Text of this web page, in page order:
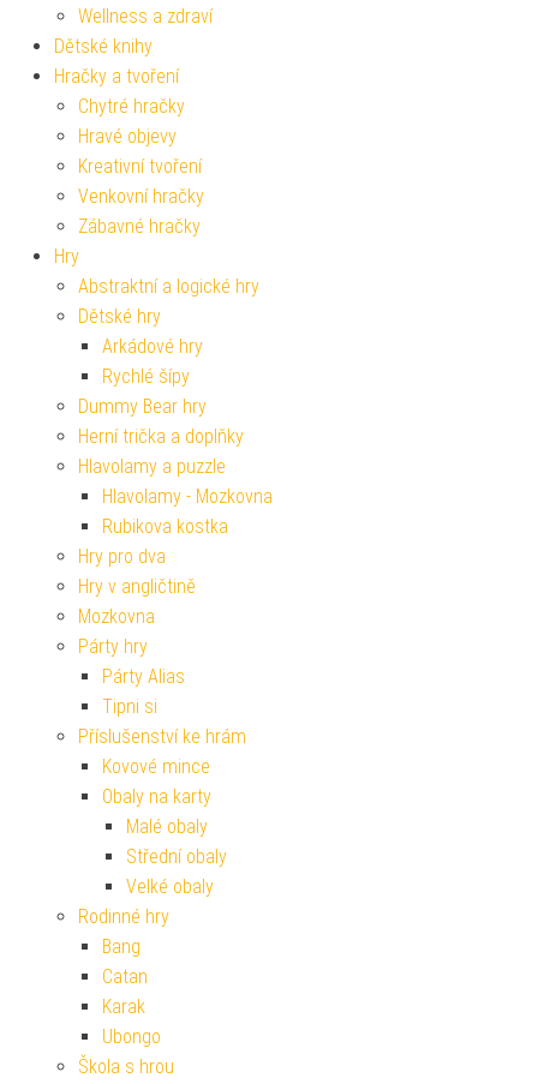
Wellness a zdraví
Dětské knihy
Hračky a tvoření
Chytré hračky
Hravé objevy
Kreativní tvoření
Venkovní hračky
Zábavné hračky
Hry
Abstraktní a logické hry
Dětské hry
Arkádové hry
Rychlé šípy
Dummy Bear hry
Herní trička a doplňky
Hlavolamy a puzzle
Hlavolamy - Mozkovna
Rubikova kostka
Hry pro dva
Hry v angličtině
Mozkovna
Párty hry
Párty Alias
Tipni si
Příslušenství ke hrám
Kovové mince
Obaly na karty
Malé obaly
Střední obaly
Velké obaly
Rodinné hry
Bang
Catan
Karak
Ubongo
Škola s hrou